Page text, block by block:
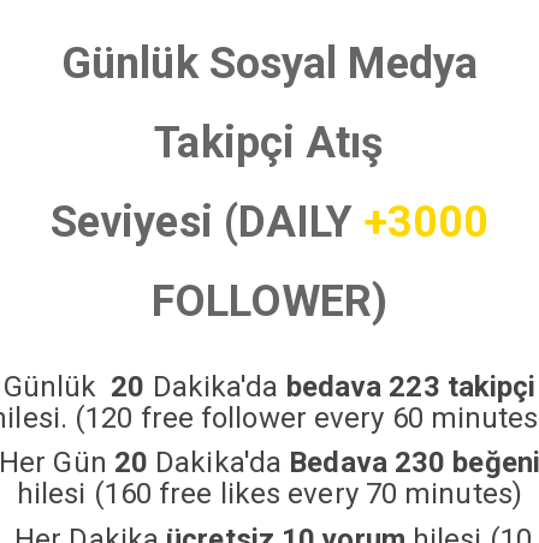
Günlük Sosyal Medya
Takipçi Atış
Seviyesi (DAILY +3000
FOLLOWER)
Günlük 20 Dakika'da bedava 223 takipçi
(120 free follower every 60
Her Gün 20 Dakika'da Bedava 230 beğeni
hilesi (160 free likes every 70 minutes)